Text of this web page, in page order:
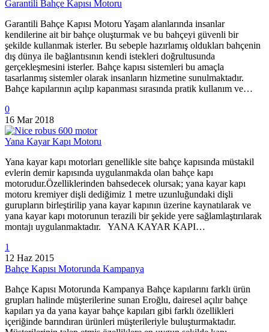
Garantili Bahçe Kapısı Motoru
Garantili Bahçe Kapısı Motoru Yaşam alanlarında insanlar
kendilerine ait bir bahçe oluşturmak ve bu bahçeyi güvenli bir
şekilde kullanmak isterler. Bu sebeple hazırlamış oldukları bahçenin
dış dünya ile bağlantısının kendi istekleri doğrultusunda
gerçekleşmesini isterler. Bahçe kapısı sistemleri bu amaçla
tasarlanmış sistemler olarak insanların hizmetine sunulmaktadır.
Bahçe kapılarının açılıp kapanması sırasında pratik kullanım ve…
0
16 Mar 2018
Yana Kayar Kapı Motoru
Yana kayar kapı motorları genellikle site bahçe kapısında müstakil
evlerin demir kapısında uygulanmakda olan bahçe kapı
motorudur.Özelliklerinden bahsedecek olursak; yana kayar kapı
motoru kremiyer dişli dediğimiz 1 metre uzunluğundaki dişli
gurupların birleştirilip yana kayar kapının üzerine kaynatılarak ve
yana kayar kapı motorunun terazili bir şekide yere sağlamlaştırılarak
montajı uygulanmaktadır. YANA KAYAR KAPI…
1
12 Haz 2015
Bahçe Kapısı Motorunda Kampanya
Bahçe Kapısı Motorunda Kampanya Bahçe kapılarını farklı ürün
grupları halinde müşterilerine sunan Eroğlu, dairesel açılır bahçe
kapıları ya da yana kayar bahçe kapıları gibi farklı özellikleri
içeriğinde barındıran ürünleri müşterileriyle buluşturmaktadır.